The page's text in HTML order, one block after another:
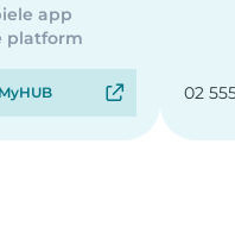
app
platform
02